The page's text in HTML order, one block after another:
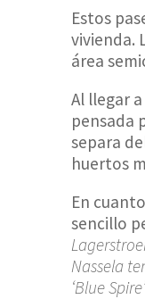
Estos
vivienda.
área
Al llegar
pensada
separa
huertos
En
sencillo
Nassela
‘Blue Spire’